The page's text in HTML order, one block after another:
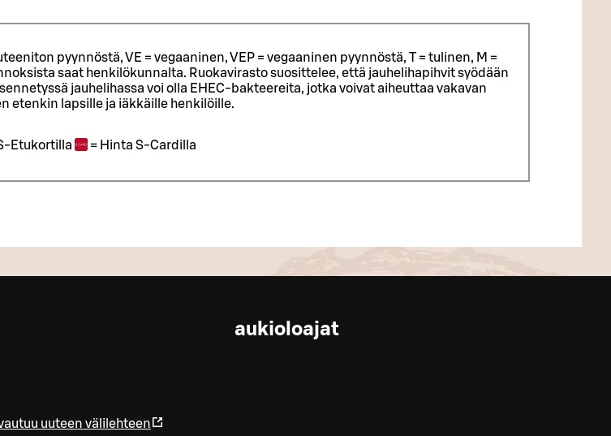
pyynnöstä, VE = vegaaninen, VEP = vegaaninen pyynnöstä, T = tulinen, M =
saat henkilökunnalta. Ruokavirasto suosittelee, että jauhelihapihvit syödään
jauhelihassa voi olla EHEC-bakteereita, jotka voivat aiheuttaa vakavan
etenkin lapsille ja iäkkäille henkilöille.
Etukortilla = Hinta S-Cardilla
uuteen välilehteen
aukioloajat